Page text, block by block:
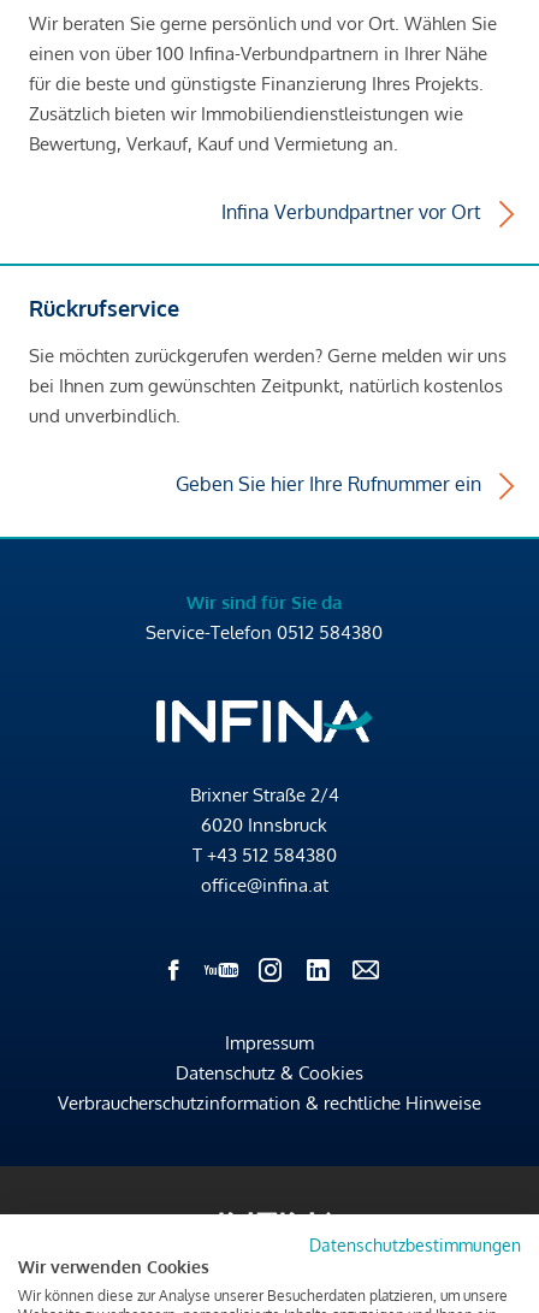
Wir beraten Sie gerne persönlich und vor Ort. Wählen Sie
einen von über 100 Infina-Verbundpartnern in Ihrer Nähe
für die beste und günstigste Finanzierung Ihres Projekts.
Zusätzlich bieten wir Immobiliendienstleistungen wie
Bewertung, Verkauf, Kauf und Vermietung an.
Infina Verbundpartner vor Ort
Rückrufservice
Sie möchten zurückgerufen werden? Gerne melden wir uns
bei Ihnen zum gewünschten Zeitpunkt, natürlich kostenlos
und unverbindlich.
Geben Sie hier Ihre Rufnummer ein
Wir sind für Sie da
Service-Telefon 0512 584380
Brixner Straße 2/4
6020 Innsbruck
T +43 512 584380
office@infina.at
Impressum
Datenschutz & Cookies
Verbraucherschutzinformation & rechtliche Hinweise
Datenschutzbestimmungen
Wir verwenden Cookies
Wir können diese zur Analyse unserer Besucherdaten platzieren, um unsere